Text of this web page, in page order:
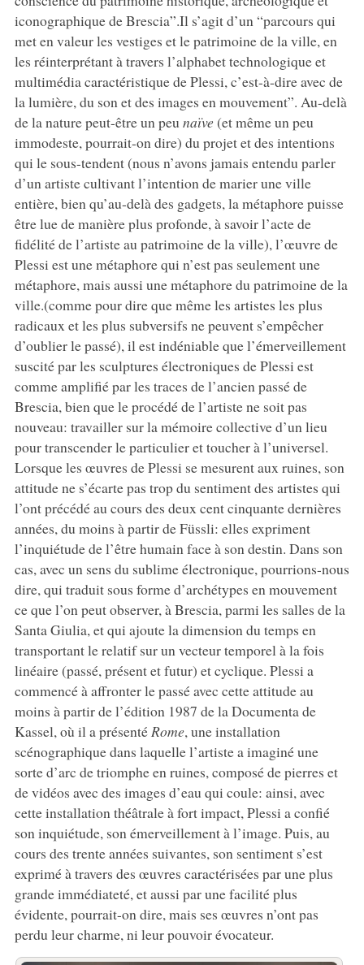
iconographique de Brescia”.Il s’agit d’un “parcours qui
met en valeur les vestiges et le patrimoine de la ville, en
les réinterprétant à travers l’alphabet technologique et
multimédia caractéristique de Plessi, c’est-à-dire avec de
la lumière, du son et des images en mouvement”. Au-delà
de la nature peut-être un peu naïve(et même un peu
immodeste, pourrait-on dire) du projet et des intentions
qui le sous-tendent (nous n’avons jamais entendu parler
d’un artiste cultivant l’intention de marier une ville
entière, bien qu’au-delà des gadgets, la métaphore puisse
être lue de manière plus profonde, à savoir l’acte de
fidélité de l’artiste au patrimoine de la ville), l’œuvre de
Plessi est une métaphore qui n’est pas seulement une
métaphore, mais aussi une métaphore du patrimoine de la
ville.(comme pour dire que même les artistes les plus
radicaux et les plus subversifs ne peuvent s’empêcher
d’oublier le passé), il est indéniable que l’émerveillement
suscité par les sculptures électroniques de Plessi est
comme amplifié par les traces de l’ancien passé de
Brescia, bien que le procédé de l’artiste ne soit pas
nouveau: travailler sur la mémoire collective d’un lieu
pour transcender le particulier et toucher à l’universel.
Lorsque les œuvres de Plessi se mesurent aux ruines, son
attitude ne s’écarte pas trop du sentiment des artistes qui
l’ont précédé au cours des deux cent cinquante dernières
années, du moins à partir de Füssli: elles expriment
l’inquiétude de l’être humain face à son destin. Dans son
cas, avec un sens du sublime électronique, pourrions-nous
dire, qui traduit sous forme d’archétypes en mouvement
ce que l’on peut observer, à Brescia, parmi les salles de la
Santa Giulia, et qui ajoute la dimension du temps en
transportant le relatif sur un vecteur temporel à la fois
linéaire (passé, présent et futur) et cyclique. Plessi a
commencé à affronter le passé avec cette attitude au
moins à partir de l’édition 1987 de la Documenta de
Kassel, où il a présenté Rome, une installation
scénographique dans laquelle l’artiste a imaginé une
sorte d’arc de triomphe en ruines, composé de pierres et
de vidéos avec des images d’eau qui coule: ainsi, avec
cette installation théâtrale à fort impact, Plessi a confié
son inquiétude, son émerveillement à l’image. Puis, au
cours des trente années suivantes, son sentiment s’est
exprimé à travers des œuvres caractérisées par une plus
grande immédiateté, et aussi par une facilité plus
évidente, pourrait-on dire, mais ses œuvres n’ont pas
perdu leur charme, ni leur pouvoir évocateur.